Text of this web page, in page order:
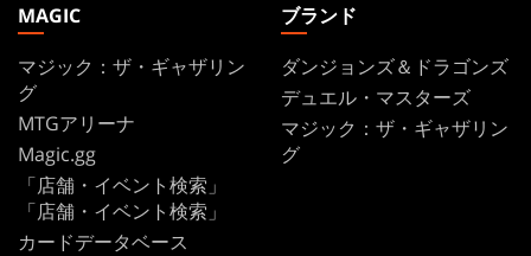
MAGIC
マジック：ザ・ギャザリン
グ
MTGアリーナ
Magic.gg
「店舗・イベント検索」
「店舗・イベント検索」
カードデータベース
ブランド
ダンジョンズ＆ドラゴンズ
デュエル・マスターズ
マジック：ザ・ギャザリン
グ